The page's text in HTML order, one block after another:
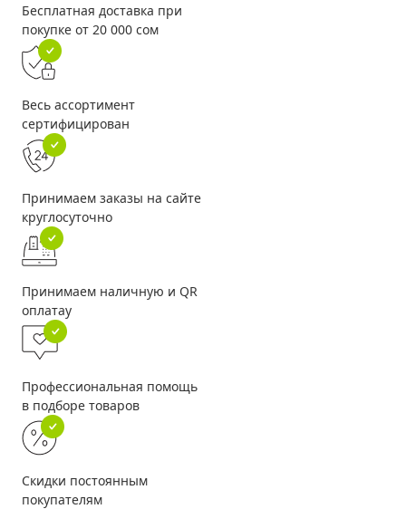
Бесплатная доставка при
покупке от 20 000 сом
Весь ассортимент
сертифицирован
Принимаем заказы на сайте
круглосуточно
Принимаем наличную и QR
оплатау
Профессиональная помощь
в подборе товаров
Скидки постоянным
покупателям